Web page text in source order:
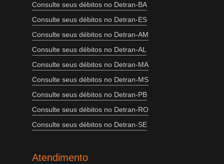
Consulte seus débitos no Detran-BA
Consulte seus débitos no Detran-ES
Consulte seus débitos no Detran-AM
Consulte seus débitos no Detran-AL
Consulte seus débitos no Detran-MA
Consulte seus débitos no Detran-MS
Consulte seus débitos no Detran-PB
Consulte seus débitos no Detran-RO
Consulte seus débitos no Detran-SE
Atendimento